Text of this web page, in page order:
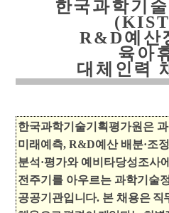
한국과학기
R&D예산
육아
대체인력
한국과학기술기획평가원은
미래예측, R&D예산 배분·조
분석 ·평가와 예비타당성조사
전주기를 아우르는 과학기술
공공기관입니다. 본 채용은 직